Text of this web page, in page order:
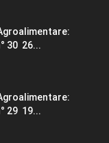
30 26...
29 19...